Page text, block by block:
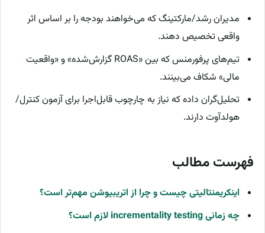
مدیران رشد/مارکتینگ که می‌خواهند بودجه را بر اساس اثر
واقعی تخصیص دهند.
تیم‌های پرفورمنس که بین «ROAS گزارش‌شده» و «واقعیت
مالی» شکاف می‌بینند.
تحلیل‌گران داده که نیاز به چارچوب قابل‌اجرا برای آزمون کنترل/
هولدآوت دارند.
فهرست مطالب
اینکریمنتالیتی چیست و چرا از اتریبیوشن مهم‌تر است؟
چه زمانی incrementality testing لازم است؟